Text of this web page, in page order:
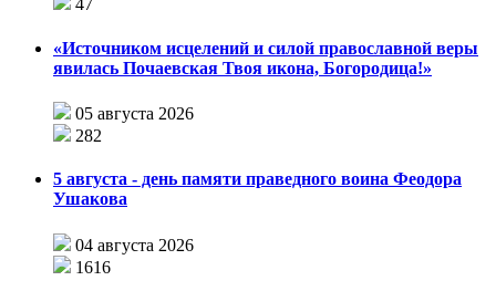
47
«Источником исцелений и силой православной веры
явилась Почаевская Твоя икона, Богородица!»
05 августа 2026
282
5 августа - день памяти праведного воина Феодора
Ушакова
04 августа 2026
1616